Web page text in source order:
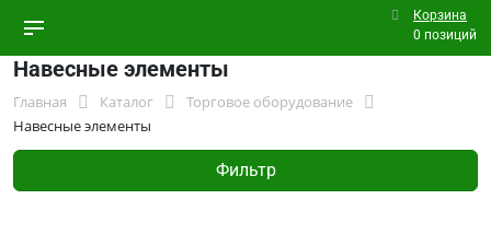
Корзина
0 позиций
Навесные элементы
Главная Каталог
Торговое оборудование
Навесные элементы
Фильтр